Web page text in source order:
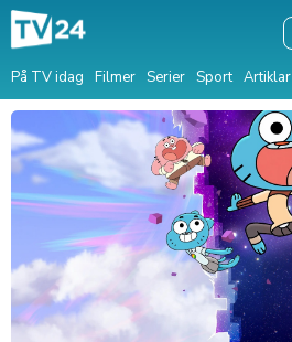
På TV idag Filmer Serier Sport Artiklar